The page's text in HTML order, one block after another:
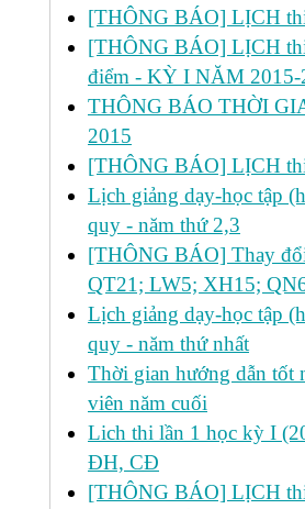
[THÔNG BÁO] LỊCH
[THÔNG BÁO] LỊCH
điểm - KỲ I NĂM 2015-
THÔNG BÁO THỜI
2015
[THÔNG BÁO] LỊCH
Lịch giảng dạy-học tập
quy - năm thứ 2,3
[THÔNG BÁO] Thay
QT21; LW5; XH15;
Lịch giảng dạy-học tập
quy - năm thứ nhất
Thời gian hướng dẫn tốt
viên năm cuối
Lich thi lần 1 học kỳ I
ĐH, CĐ
[THÔNG BÁO] LỊCH